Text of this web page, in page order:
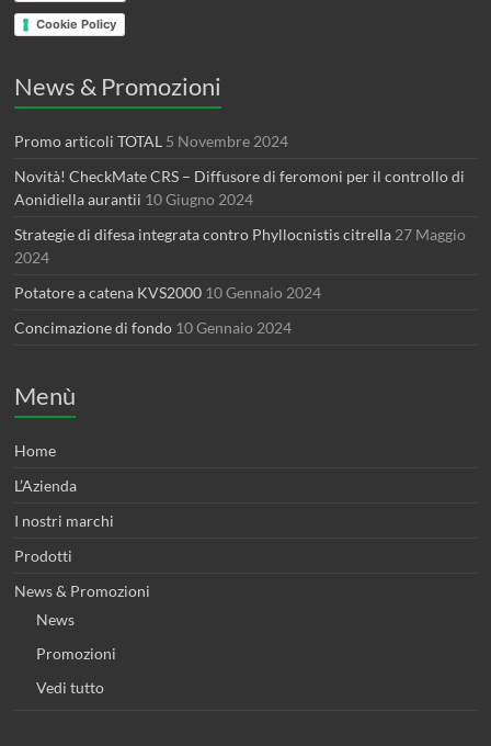
Cookie Policy
News & Promozioni
Promo articoli TOTAL 5 Novembre 2024
Novità! CheckMate CRS – Diffusore di feromoni per il controllo di
Aonidiella aurantii 10 Giugno 2024
Strategie di difesa integrata contro Phyllocnistis citrella 27 Maggio
2024
Potatore a catena KVS2000 10 Gennaio 2024
Concimazione di fondo 10 Gennaio 2024
Menù
Home
L’Azienda
I nostri marchi
Prodotti
News & Promozioni
News
Promozioni
Vedi tutto